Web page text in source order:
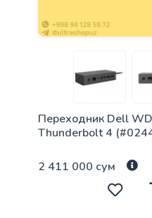
Переходник Dell
Thunderbolt 4
2 411 000 сум